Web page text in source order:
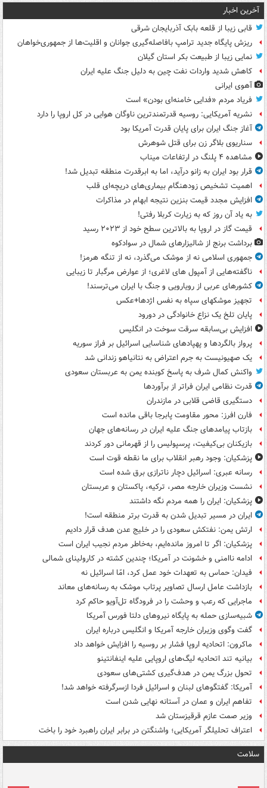
آخرین اخبار
قابی زیبا از قلعه بابک آذربایجان شرقی
ریزش پایگاه جدید ترامپ بافاصله‌گیری جوانان و اقلیت‌ها از جمهوری‌خواهان
نمایی زیبا از طبیعت بکر استان گیلان
کاهش شدید واردات نفت چین به دلیل جنگ علیه ایران
آهوی ایرانی
فریاد مردم «فدایی خامنه‌ای بودن» است
نشریه آمریکایی: روسیه قدرتمندترین ناوگان هوایی در کل اروپا را دارد
آغاز جنگ ایران برای پایان قدرت آمریکا بود
سناریوی بلاگر زن برای قتل شوهرش
مشاهده ۴ پلنگ در ارتفاعات میناب
قرار بود ایران به زانو درآید، اما به ابرقدرت منطقه تبدیل شد!
اهمیت تشخیص زودهنگام بیماری‌های دریچه‌ای قلب
افزایش مجدد قیمت بنزین نتیجه ابهام در مذاکرات
به یاد آن روز که به زیارت کربلا رفتی!
قیمت گاز در اروپا به بالاترین سطح خود از ۲۰۲۳ رسید
برداشت برنج از شالیزارهای شمال در سوادکوه
جمهوری اسلامی نه از موشک می‌گذرد، نه از تنگه هرمز!
ناگفته‌هایی از آمپول های لاغری؛ از عوارض مرگبار تا زیبایی
کشورهای عربی از رویارویی و جنگ با ایران می‌ترسند!
تجهیز موشکهای سپاه به نفس اژدها+عکس
پایان تلخ یک نزاع خانوادگی در دورود
افزایش بی‌سابقه سرقت سوخت در انگلیس
پرواز بالگردها و پهپادهای شناسایی اسرائیل بر فراز سوریه
یک صهیونیست به جرم اعتراض به نتانیاهو زندانی شد
واکنش کمال شرف به پاسخ کوبنده یمن به عربستان سعودی
قدرت نظامی ایران فراتر از برآوردها
دستگیری قاضی قلابی در مازندران
فارن افرز: محور مقاومت پابرجا باقی مانده است
بازتاب پیامدهای جنگ علیه ایران در رسانه‌های جهان
بازیکنان بی‌کیفیت، پرسپولیس را از قهرمانی دور کردند
پزشکیان: وجود رهبر انقلاب برای ما نقطه قوت است
رسانه عبری: اسرائیل دچار ناترازی برق شده است
نشست وزیران خارجه مصر، ترکیه، پاکستان و عربستان
پزشکیان: ایران را همه مردم نگه داشتند
ایران در مسیر تبدیل شدن به قدرت برتر منطقه است!
ارتش یمن: نفتکش سعودی را در خلیج عدن هدف قرار دادیم
پزشکیان: اگر تا امروز مانده‌ایم، به‌خاطر مردم نجیب ایران است
ادامه ناامنی و خشونت در آمریکا؛ چندین کشته در کارولینای شمالی
فیدان: حماس به تعهدات خود عمل کرد، امّا اسرائیل نه
بازداشت عامل ارسال تصاویر پرتاب موشک به رسانه‌های معاند
ماجرایی که رعب و وحشت را در فرودگاه تل‌آویو حاکم کرد
شبیه‌سازی حمله به پایگاه نیروهای دلتا فورس آمریکا
گفت وگوی وزیران خارجه آمریکا و انگلیس درباره ایران
ماکرون: اتحادیه اروپا فشار بر روسیه را افزایش خواهد داد
بیانیه تند اتحادیه لیگ‌های اروپایی علیه اینفانتینو
تحول بزرگ یمن در هدف‌گیری کشتی‌های سعودی
آمریکا: گفتگوهای لبنان و اسرائیل فردا ازسرگرفته خواهد شد!
تفاهم ایران و عمان در آستانه نهایی شدن است
وزیر صمت عازم قرقیزستان شد
اعتراف تحلیلگر آمریکایی؛ واشنگتن در برابر ایران راهبرد خود را باخت
سلامت